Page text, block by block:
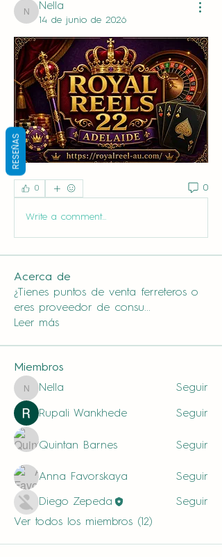
Nella
Nella
14 de junio de 2026
0 0
Write a comment...
Acerca de
¿Tienes puntos de venta ferreteros o
eres proveedor de consu...
Leer más
Miembros
Nella
Nella Seguir
Rupali Wankhede Seguir
Quintan Barnes Seguir
Anna Favorskaya Seguir
Diego Zepeda
Seguir
Ver todos los miembros (12)
RESEÑAS